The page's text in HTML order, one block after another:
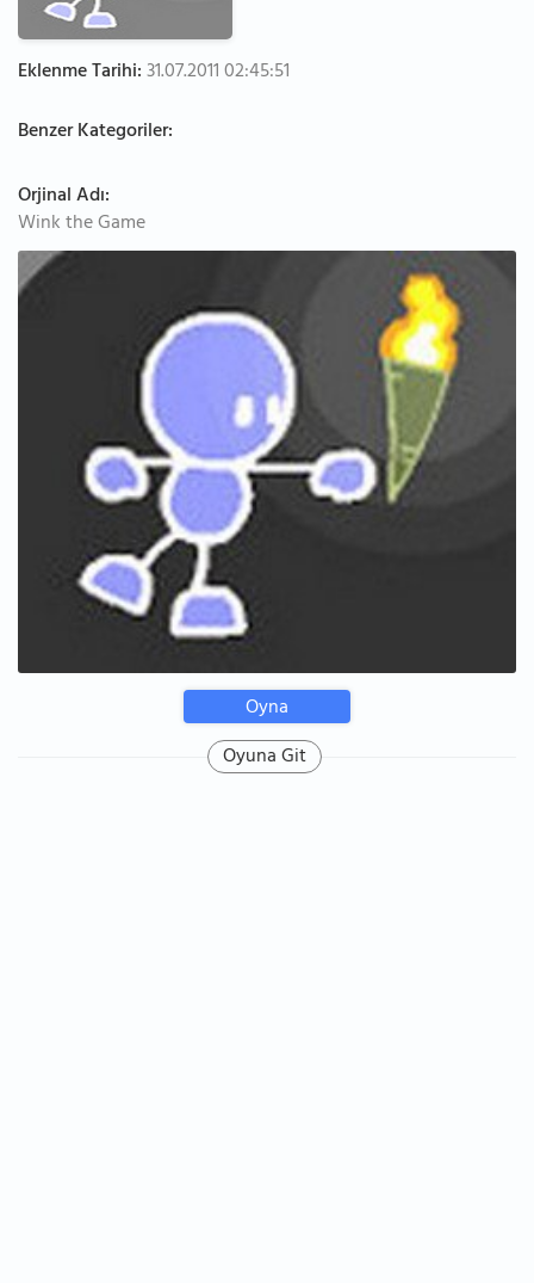
Eklenme Tarihi:31.07.2011 02:45:51
Benzer Kategoriler:
Orjinal Adı:
Wink the Game
Oyna
Oyuna Git